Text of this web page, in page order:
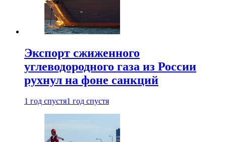
Экспорт сжиженного
углеводородного газа из России
рухнул на фоне санкций
1 год спустя1 год спустя